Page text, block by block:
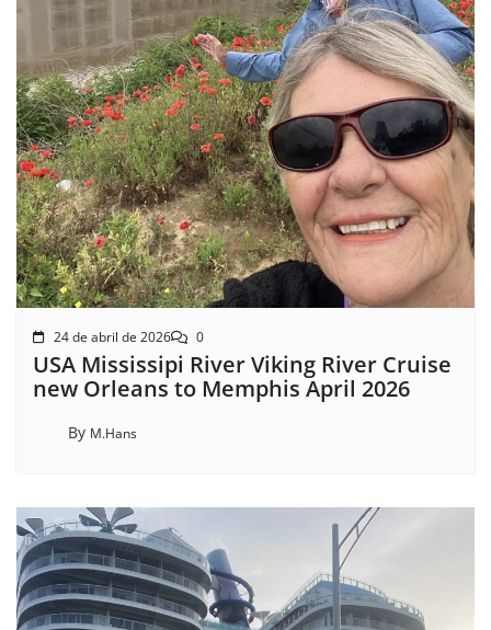
24 de abril de 2026 0
USA Mississipi River Viking River Cruise
new Orleans to Memphis April 2026
By M.Hans